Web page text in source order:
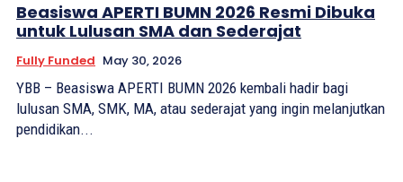
Beasiswa APERTI BUMN 2026 Resmi Dibuka
untuk Lulusan SMA dan Sederajat
Fully Funded May 30, 2026
YBB – Beasiswa APERTI BUMN 2026 kembali hadir bagi
lulusan SMA, SMK, MA, atau sederajat yang ingin melanjutkan
pendidikan...